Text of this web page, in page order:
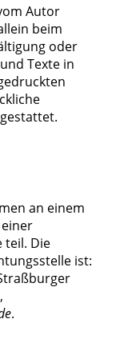
Autor
beim
oder
Texte in
an einem
teil. Die
ist:
.